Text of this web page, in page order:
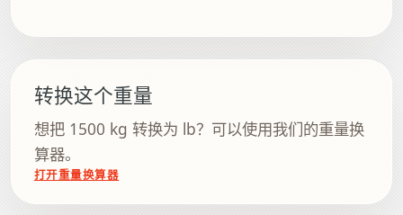
转换这个重量
想把 1500 kg 转换为 lb？可以使用我们的重量换
算器。
打开重量换算器